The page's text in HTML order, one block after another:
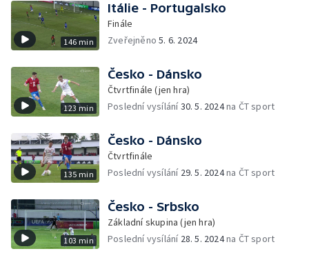
146 min
Itálie - Portugalsko
Finále
Zveřejněno5. 6. 2024
123 min
Česko - Dánsko
Čtvrtfinále (jen hra)
Poslední vysílání30. 5. 2024na ČT sport
135 min
Česko - Dánsko
Čtvrtfinále
Poslední vysílání 29. 5. 2024na ČT sport
103 min
Česko - Srbsko
Základní skupina (jen hra)
Poslední vysílání 28. 5. 2024na ČT sport